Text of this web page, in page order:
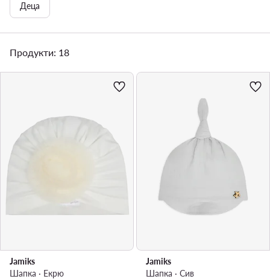
Деца
Продукти: 18
Jamiks
Шапка · Екрю
Jamiks
Шапка · Сив